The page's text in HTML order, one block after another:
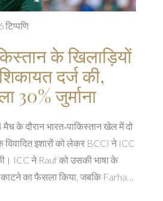
टिप्पणि
के खिलाड़ियों
दर्ज की,
30% जुर्माना
के दौरान भारत‑पाकिस्तान खेल में दो
विवादित इशारों को लेकर BCCI ने ICC
ICC ने Rauf को उसकी भाषा के
का फैसला किया, जबकि Farhan